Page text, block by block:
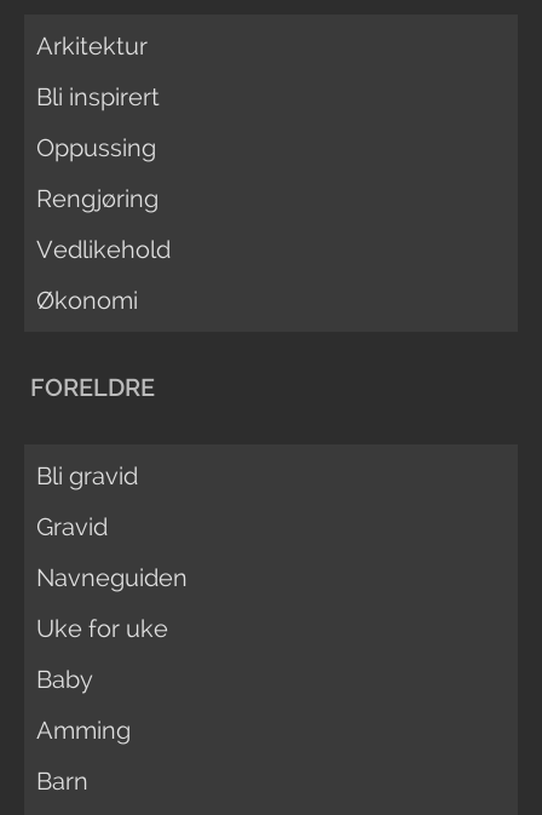
Arkitektur
Bli inspirert
Oppussing
Rengjøring
Vedlikehold
Økonomi
FORELDRE
Bli gravid
Gravid
Navneguiden
Uke for uke
Baby
Amming
Barn